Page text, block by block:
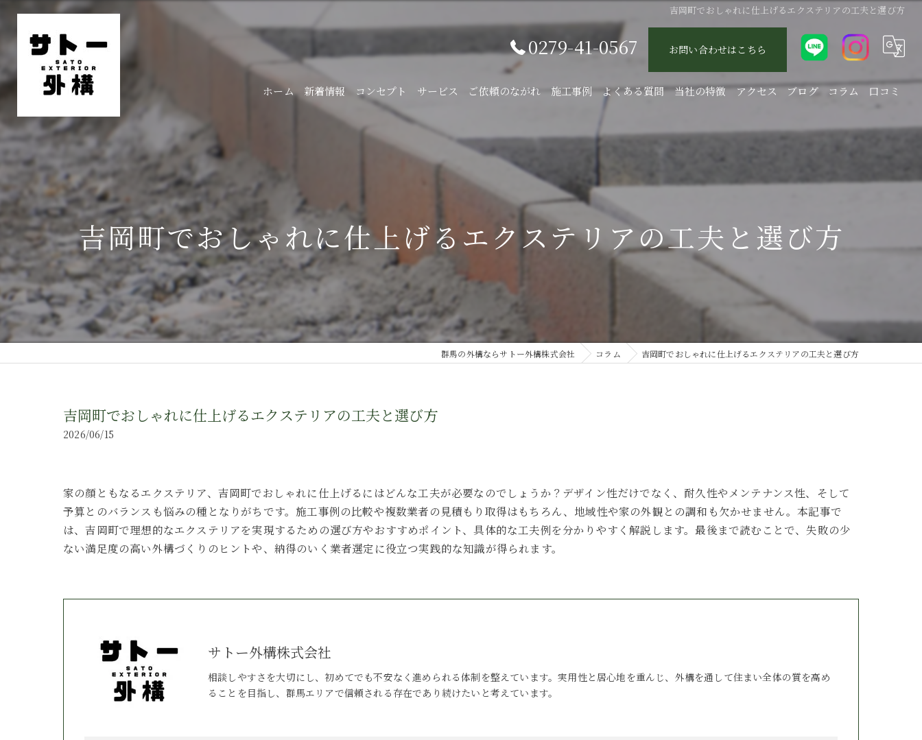
吉岡町でおしゃれに仕上げるエクステリアの工夫と選び方
0279-41-0567 お問い合わせはこちら
ホーム 新着情報 コンセプト サービス ご依頼のながれ 施工事例 よくある質問 当社の特徴
エクステリア
新築
リフォーム
アクセス ブログ コラム 口コミ
吉岡町でおしゃれに仕上げるエクステリアの工夫と選び方
群馬の外構ならサトー外構株式会社 コラム 吉岡町でおしゃれに仕上げるエクステリアの工夫と選び方
吉岡町でおしゃれに仕上げるエクステリアの工夫と選び方
2026/06/15
家の顔ともなるエクステリア、吉岡町でおしゃれに仕上げるにはどんな工夫が必要なのでしょうか？デザイン性だけでなく、耐久性やメンテナンス性、そして
予算とのバランスも悩みの種となりがちです。施工事例の比較や複数業者の見積もり取得はもちろん、地域性や家の外観との調和も欠かせません。本記事で
は、吉岡町で理想的なエクステリアを実現するための選び方やおすすめポイント、具体的な工夫例を分かりやすく解説します。最後まで読むことで、失敗の少
ない満足度の高い外構づくりのヒントや、納得のいく業者選定に役立つ実践的な知識が得られます。
サトー外構株式会社
相談しやすさを大切にし、初めてでも不安なく進められる体制を整えています。実用性と居心地を重んじ、外構を通して住まい全体の質を高め
ることを目指し、群馬エリアで信頼される存在であり続けたいと考えています。